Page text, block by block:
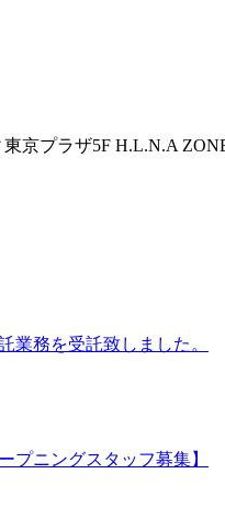
京プラザ5F H.L.N.A
業務を受託致しました。
プニングスタッフ募集】